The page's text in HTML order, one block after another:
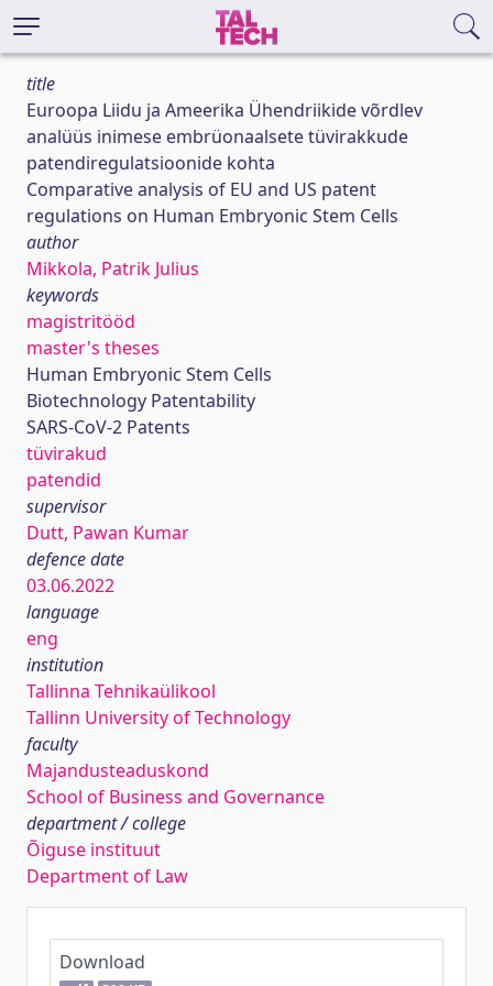
title
Euroopa Liidu ja Ameerika Ühendriikide võrdlev
analüüs inimese embrüonaalsete tüvirakkude
patendiregulatsioonide kohta
Comparative analysis of EU and US patent
regulations on Human Embryonic Stem Cells
author
Mikkola, Patrik Julius
keywords
magistritööd
master's theses
Human Embryonic Stem Cells
Biotechnology Patentability
SARS-CoV-2 Patents
tüvirakud
patendid
supervisor
Dutt, Pawan Kumar
defence date
03.06.2022
language
eng
institution
Tallinna Tehnikaülikool
Tallinn University of Technology
faculty
Majandusteaduskond
School of Business and Governance
department / college
Õiguse instituut
Department of Law
Download